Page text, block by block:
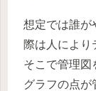
想定では誰が
際は人により
そこで管理図
グラフの点が